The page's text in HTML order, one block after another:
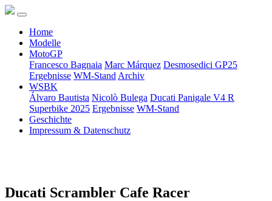
Home
Modelle
MotoGP
Francesco Bagnaia Marc Márquez Desmosedici GP25
Ergebnisse WM-Stand Archiv
WSBK
Álvaro Bautista Nicolò Bulega Ducati Panigale V4 R
Superbike 2025 Ergebnisse WM-Stand
Geschichte
Impressum & Datenschutz
Ducati Scrambler Cafe Racer